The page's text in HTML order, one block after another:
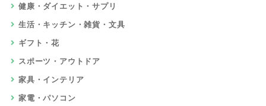
健康・ダイエット・サプリ
生活・キッチン・雑貨・文具
ギフト・花
スポーツ・アウトドア
家具・インテリア
家電・パソコン